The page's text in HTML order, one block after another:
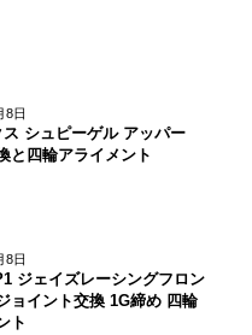
8日
シュピーゲル アッパー
と四輪アライメント
8日
ジェイズレーシングフロン
ョイント交換 1G締め 四輪
ト